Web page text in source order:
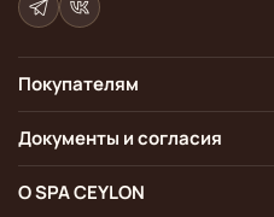
Покупателям
Документы и согласия
О SPA CEYLON